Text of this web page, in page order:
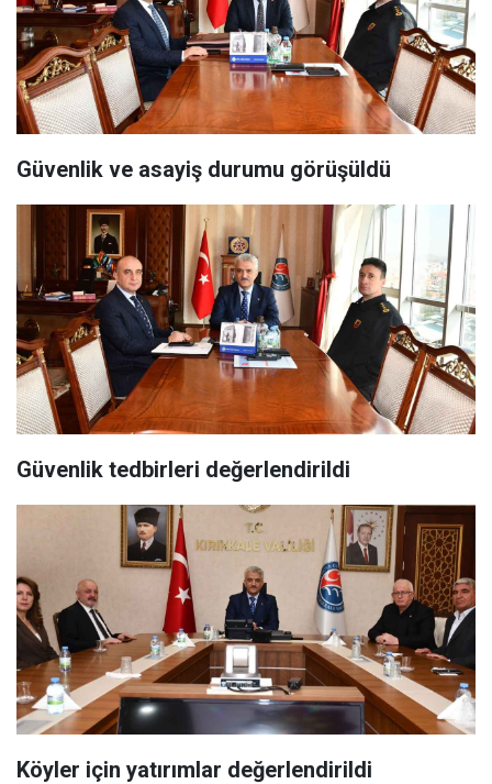
Güvenlik ve asayiş durumu görüşüldü
Güvenlik tedbirleri değerlendirildi
Köyler için yatırımlar değerlendirildi